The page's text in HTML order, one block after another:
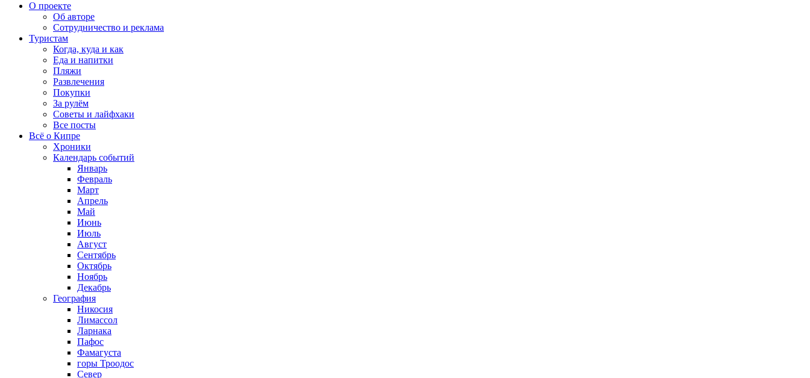
О проекте
Об авторе
Сотрудничество и реклама
Туристам
Когда, куда и как
Еда и напитки
Пляжи
Развлечения
Покупки
За рулём
Советы и лайфхаки
Все посты
Всё о Кипре
Хроники
Календарь событий
Январь
Февраль
Март
Апрель
Май
Июнь
Июль
Август
Сентябрь
Октябрь
Ноябрь
Декабрь
География
Никосия
Лимассол
Ларнака
Пафос
Фамагуста
горы Троодос
Север